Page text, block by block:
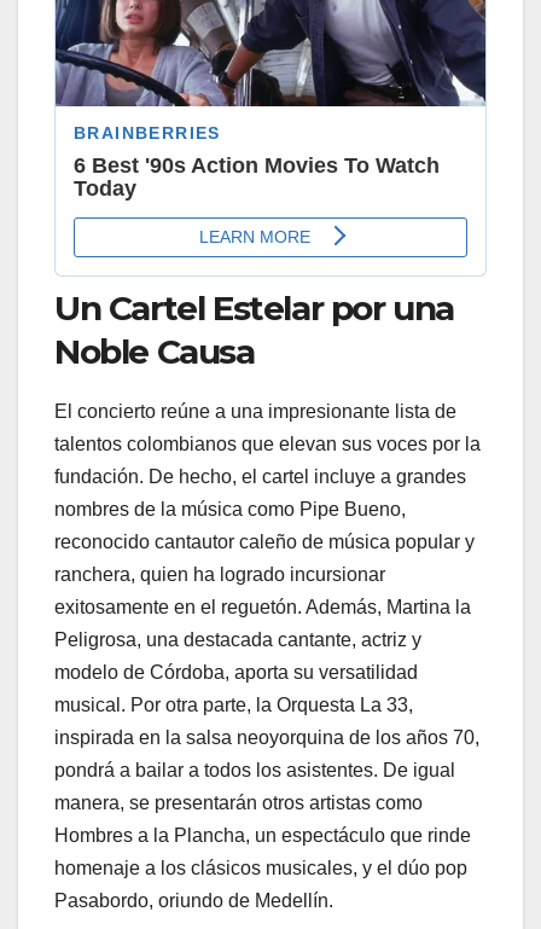
Un Cartel Estelar por una
Noble Causa
El concierto reúne a una impresionante lista de
talentos colombianos que elevan sus voces por la
fundación. De hecho, el cartel incluye a grandes
nombres de la música como Pipe Bueno,
reconocido cantautor caleño de música popular y
ranchera, quien ha logrado incursionar
exitosamente en el reguetón. Además, Martina la
Peligrosa, una destacada cantante, actriz y
modelo de Córdoba, aporta su versatilidad
musical. Por otra parte, la Orquesta La 33,
inspirada en la salsa neoyorquina de los años 70,
pondrá a bailar a todos los asistentes. De igual
manera, se presentarán otros artistas como
Hombres a la Plancha, un espectáculo que rinde
homenaje a los clásicos musicales, y el dúo pop
Pasabordo, oriundo de Medellín.